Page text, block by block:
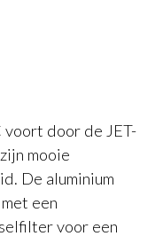
door de JET-
mooie
De aluminium
een
voor een